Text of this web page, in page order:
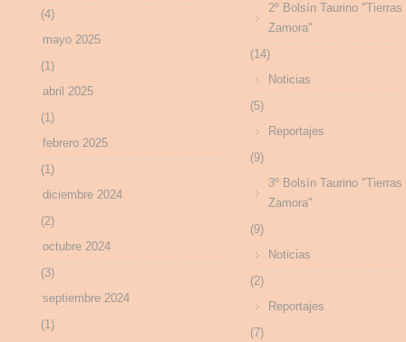
(4)
mayo 2025
(1)
abril 2025
(1)
febrero 2025
(1)
diciembre 2024
(2)
octubre 2024
(3)
septiembre 2024
(1)
2º Bolsín Taurino "Tierras
Zamora"
(14)
Noticias
(5)
Reportajes
(9)
3º Bolsín Taurino "Tierras
Zamora"
(9)
Noticias
(2)
Reportajes
(7)